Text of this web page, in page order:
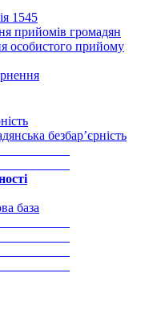
1545
прийомів громадян
особистого прийому
безбар’єрність
база